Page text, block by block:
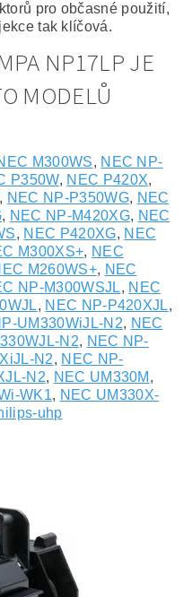
pro občasné použití,
tak klíčová.
NP17LP JE
MODELŮ
M300WS, NEC NP-
P350W, NEC P420X,
, NEC NP-P350WG, NEC
, NEC NP-M420XG, NEC
, NEC P420XG, NEC
M300XS+, NEC
M260WS+, NEC
NP-M300WSJL, NEC
, NEC NP-P420XJL,
UM330WiJL-N2, NEC
N2, NEC NP-
N2, NEC NP-
N2, NEC UM330M ,
WK1, NEC UM330X-
uhp